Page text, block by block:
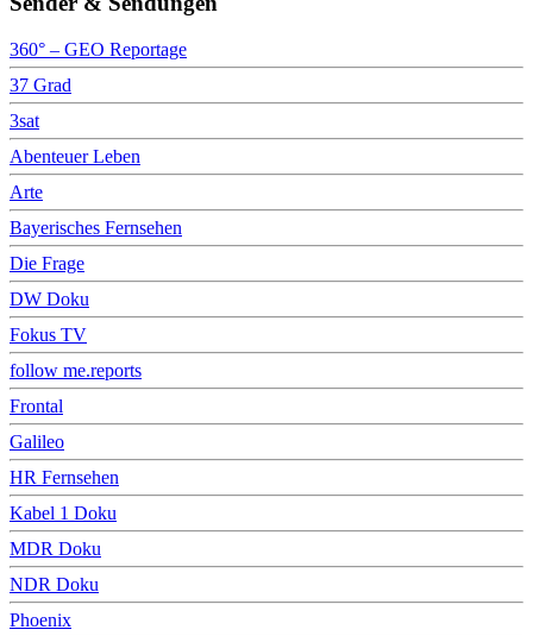
360° – GEO Reportage
37 Grad
3sat
Abenteuer Leben
Arte
Bayerisches Fernsehen
Die Frage
DW Doku
Fokus TV
follow me.reports
Frontal
Galileo
HR Fernsehen
Kabel 1 Doku
MDR Doku
NDR Doku
Phoenix